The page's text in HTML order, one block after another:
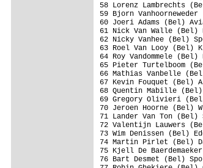
58 Lorenz Lambrechts
59 Bjorn
60 Joeri Adams (Bel)
61 Nick Van Walle (Bel)
62 Nicky Vanhee (Bel)
63 Roel Van Looy (Bel)
64 Roy Vandommele (Bel)
65 Pieter Turtelboom
66 Mathias Vanbelle
67 Kevin Fouquet (Bel)
68 Quentin Mabille
69 Gregory Olivieri
70 Jeroen Hoorne (Bel)
71 Lander Van Ton (Bel)
72 Valentijn Lauwers
73 Wim Denissen (Bel)
74 Martin Pirlet (Bel)
75 Kjell De
76 Bart Desmet (Bel)